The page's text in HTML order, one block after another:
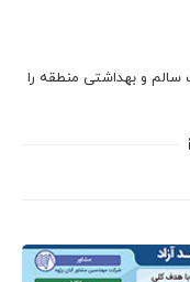
و بهداشتی منطقه را